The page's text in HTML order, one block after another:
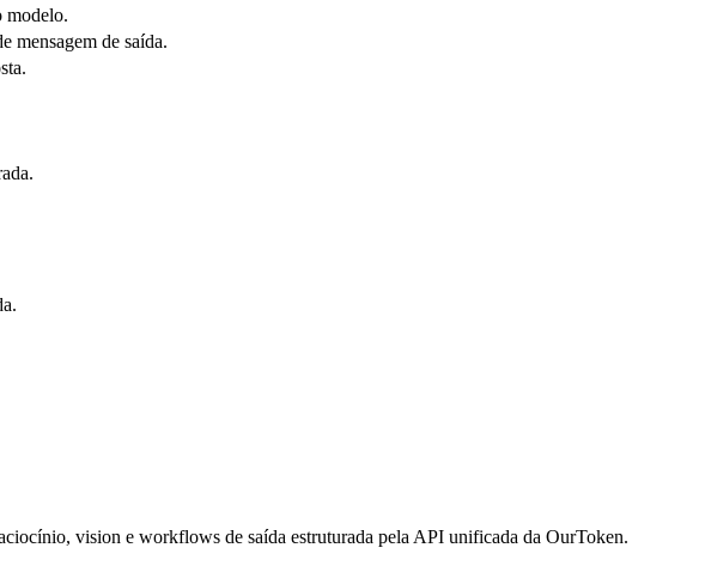
modelo.
mensagem de saída.
vision e workflows de saída estruturada pela API unificada da OurToken.